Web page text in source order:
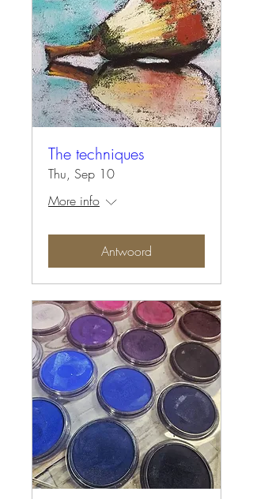
The techniques
Thu, Sep 10
More info
Antwoord